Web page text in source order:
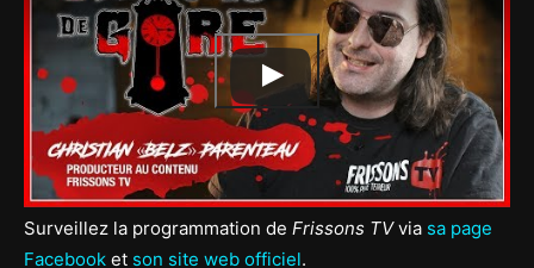
Surveillez la programmation de Frissons TVvia sa page
Facebook et son site web officiel.